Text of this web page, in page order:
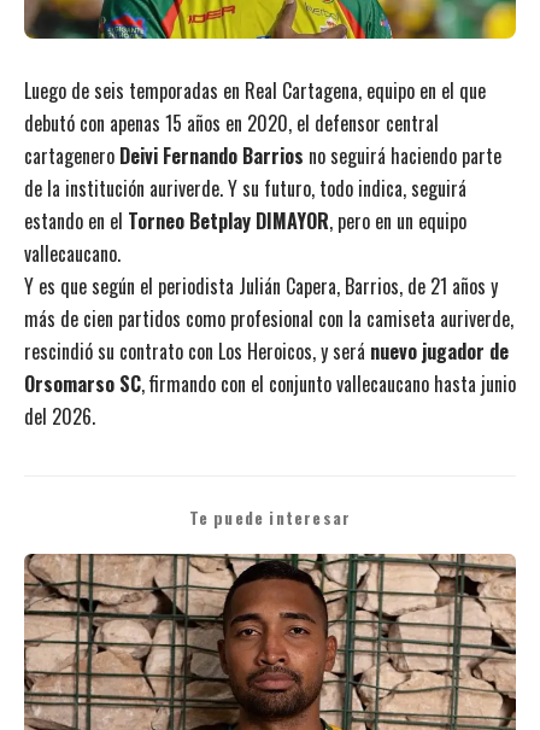
Luego de seis temporadas en Real Cartagena, equipo en el que
debutó con apenas 15 años en 2020, el defensor central
cartagenero Deivi Fernando Barrios no seguirá haciendo parte
de la institución auriverde. Y su futuro, todo indica, seguirá
estando en el Torneo Betplay DIMAYOR, pero en un equipo
vallecaucano.
Y es que según el periodista Julián Capera, Barrios, de 21 años y
más de cien partidos como profesional con la camiseta auriverde,
rescindió su contrato con Los Heroicos, y será nuevo jugador de
Orsomarso SC, firmando con el conjunto vallecaucano hasta junio
del 2026.
Te puede interesar